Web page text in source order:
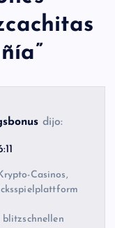
”
dijo:
Casinos,
blitzschnellen